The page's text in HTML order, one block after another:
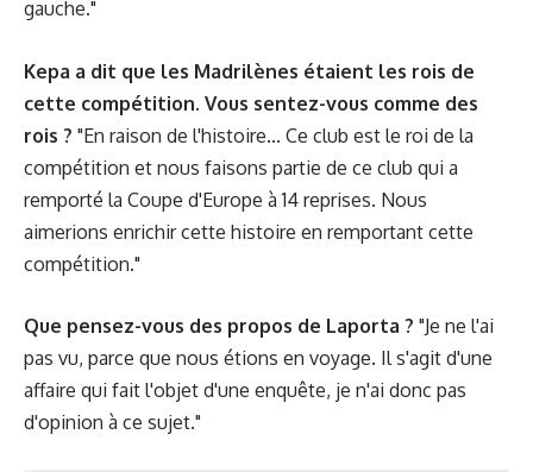
gauche."
Kepa a dit que les Madrilènes étaient les rois de
cette compétition. Vous sentez-vous comme des
rois ? "En raison de l'histoire... Ce club est le roi de la
compétition et nous faisons partie de ce club qui a
remporté la Coupe d'Europe à 14 reprises. Nous
aimerions enrichir cette histoire en remportant cette
compétition."
Que pensez-vous des propos de Laporta ? "Je ne l'ai
pas vu, parce que nous étions en voyage. Il s'agit d'une
affaire qui fait l'objet d'une enquête, je n'ai donc pas
d'opinion à ce sujet."